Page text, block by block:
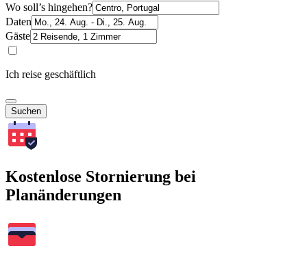
Wo soll’s hingehen?
Daten
Gäste
Ich reise geschäftlich
Suchen
Kostenlose Stornierung bei
Planänderungen